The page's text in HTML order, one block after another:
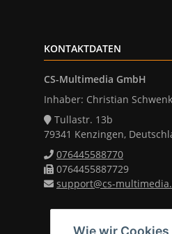
KONTAKTDATEN
CS-Multimedia GmbH
Inhaber: Christian Schwenk
Tullastr. 13b
79341 Kenzingen,
076445588770
0764455887729
support@cs-